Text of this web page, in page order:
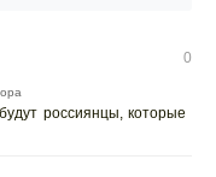
0
россиянцы, которые